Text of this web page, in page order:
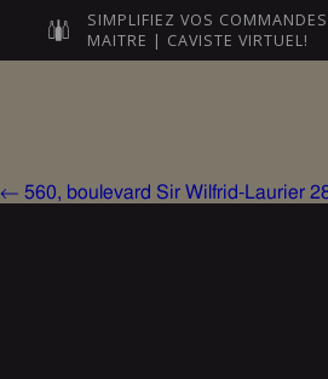
SIMPLIFIEZ VOS
MAITRE | CAVISTE VIRTUEL!
← 560, boulevard Sir Wilfrid-Laurier